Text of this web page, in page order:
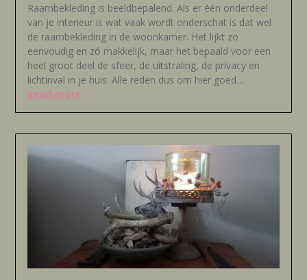
Raambekleding is beeldbepalend. Als er één onderdeel
van je interieur is wat vaak wordt onderschat is dat wel
de raambekleding in de woonkamer. Het lijkt zo
eenvoudig en zó makkelijk, maar het bepaald voor een
heel groot deel de sfeer, de uitstraling, de privacy en
lichtinval in je huis. Alle reden dus om hier goed…
Read more